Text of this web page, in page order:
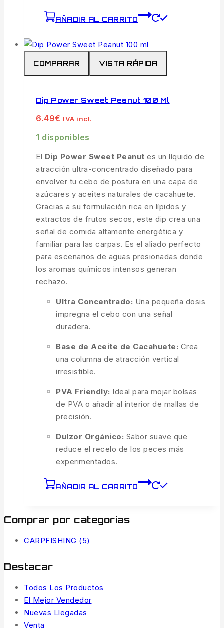
AÑADIR AL CARRITO
COMPARAR VISTA RÁPIDA
Dip Power Sweet Peanut 100 Ml
6.49€ IVA incl.
1 disponibles
El Dip Power Sweet Peanut es un líquido de
atracción ultra-concentrado diseñado para
envolver tu cebo de postura en una capa de
azúcares y aceites naturales de cacahuete.
Gracias a su formulación rica en lípidos y
extractos de frutos secos, este dip crea una
señal de comida altamente energética y
familiar para las carpas. Es el aliado perfecto
para escenarios de aguas presionadas donde
los aromas químicos intensos generan
rechazo.
Ultra Concentrado: Una pequeña dosis
impregna el cebo con una señal
duradera.
Base de Aceite de Cacahuete: Crea
una columna de atracción vertical
irresistible.
PVA Friendly: Ideal para mojar bolsas
de PVA o añadir al interior de mallas de
precisión.
Dulzor Orgánico: Sabor suave que
reduce el recelo de los peces más
experimentados.
AÑADIR AL CARRITO
Comprar por categorías
CARPFISHING (5)
Destacar
Todos Los Productos
El Mejor Vendedor
Nuevas Llegadas
Venta